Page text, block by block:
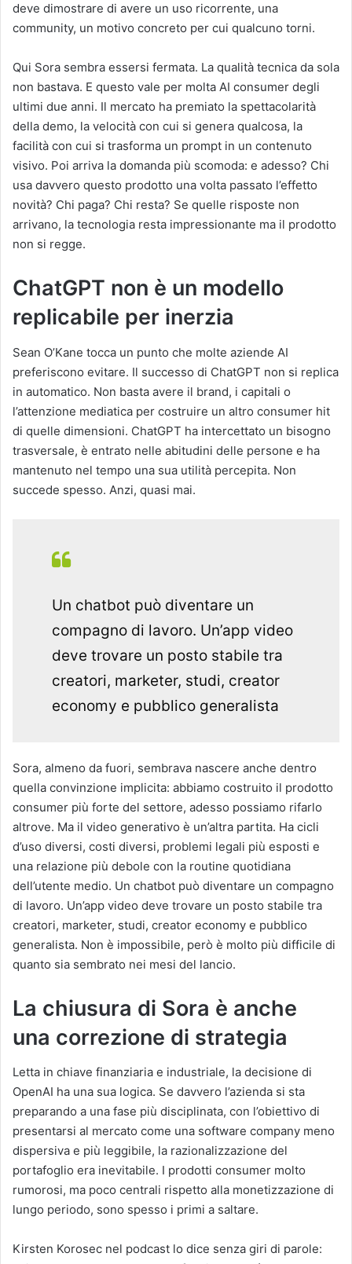
deve dimostrare di avere un uso ricorrente, una
community, un motivo concreto per cui qualcuno torni.
Qui Sora sembra essersi fermata. La qualità tecnica da sola
non bastava. E questo vale per molta AI consumer degli
ultimi due anni. Il mercato ha premiato la spettacolarità
della demo, la velocità con cui si genera qualcosa, la
facilità con cui si trasforma un prompt in un contenuto
visivo. Poi arriva la domanda più scomoda: e adesso? Chi
usa davvero questo prodotto una volta passato l’effetto
novità? Chi paga? Chi resta? Se quelle risposte non
arrivano, la tecnologia resta impressionante ma il prodotto
non si regge.
ChatGPT non è un modello
replicabile per inerzia
Sean O’Kane tocca un punto che molte aziende AI
preferiscono evitare. Il successo di ChatGPT non si replica
in automatico. Non basta avere il brand, i capitali o
l’attenzione mediatica per costruire un altro consumer hit
di quelle dimensioni. ChatGPT ha intercettato un bisogno
trasversale, è entrato nelle abitudini delle persone e ha
mantenuto nel tempo una sua utilità percepita. Non
succede spesso. Anzi, quasi mai.
Un chatbot può diventare un
compagno di lavoro. Un’app video
deve trovare un posto stabile tra
creatori, marketer, studi, creator
economy e pubblico generalista
Sora, almeno da fuori, sembrava nascere anche dentro
quella convinzione implicita: abbiamo costruito il prodotto
consumer più forte del settore, adesso possiamo rifarlo
altrove. Ma il video generativo è un’altra partita. Ha cicli
d’uso diversi, costi diversi, problemi legali più esposti e
una relazione più debole con la routine quotidiana
dell’utente medio. Un chatbot può diventare un compagno
di lavoro. Un’app video deve trovare un posto stabile tra
creatori, marketer, studi, creator economy e pubblico
generalista. Non è impossibile, però è molto più difficile di
quanto sia sembrato nei mesi del lancio.
La chiusura di Sora è anche
una correzione di strategia
Letta in chiave finanziaria e industriale, la decisione di
OpenAI ha una sua logica. Se davvero l’azienda si sta
preparando a una fase più disciplinata, con l’obiettivo di
presentarsi al mercato come una software company meno
dispersiva e più leggibile, la razionalizzazione del
portafoglio era inevitabile. I prodotti consumer molto
rumorosi, ma poco centrali rispetto alla monetizzazione di
lungo periodo, sono spesso i primi a saltare.
Kirsten Korosec nel podcast lo dice senza giri di parole: